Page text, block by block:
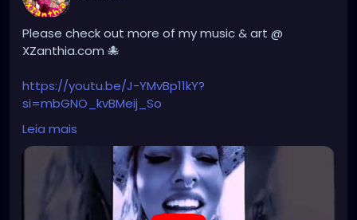
Please check out more of my music & art @
XZanthia.com 🐙
https://youtu.be/J-YMvBp11kY?
si=mbGNO_kvBMeij_So
#hellpop
#monstercore
#creaturecore#dommymommy
Leia mais